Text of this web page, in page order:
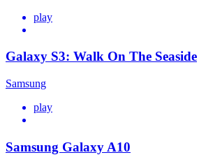
play
Galaxy S3: Walk On The Seaside
Samsung
play
Samsung Galaxy A10